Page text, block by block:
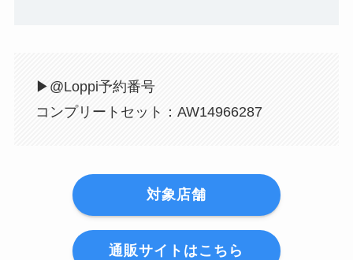
▶︎@Loppi予約番号
コンプリートセット：AW14966287
対象店舗
通販サイトはこちら